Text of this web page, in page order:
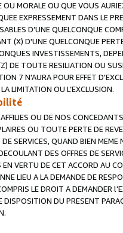
MORALE OU QUE VOUS
EXPRESSEMENT DANS LE
D’UNE QUELCONQUE
(X) D'UNE QUELCONQUE
INVESTISSEMENTS,
DE TOUTE RESILIATION OU
7 N'AURA POUR EFFET
LIMITATION OU L’EXCLUSION.
OU DE NOS
OU TOUTE PERTE DE
SERVICES, QUAND BIEN
DES OFFRES DE
VERTU DE CET ACCORD AU
LIEU A LA DEMANDE DE
LE DROIT A DEMANDER
DISPOSITION DU PRESENT